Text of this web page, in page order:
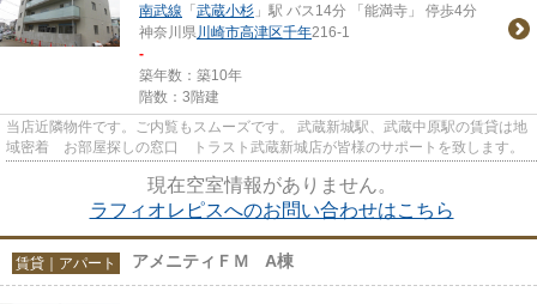
南武線 「武蔵小杉 」駅 バス14分 「能満寺」 停歩4分
神奈川県川崎市高津区千年216-1
-
築年数：築10年
階数：3階建
当店近隣物件です。ご内覧もスムーズです。 武蔵新城駅、武蔵中原駅の賃貸は地
域密着 お部屋探しの窓口 トラスト武蔵新城店が皆様のサポートを致します。
現在空室情報がありません。
ラフィオレピスへのお問い合わせはこちら
賃貸｜アパート アメニティＦＭ A棟